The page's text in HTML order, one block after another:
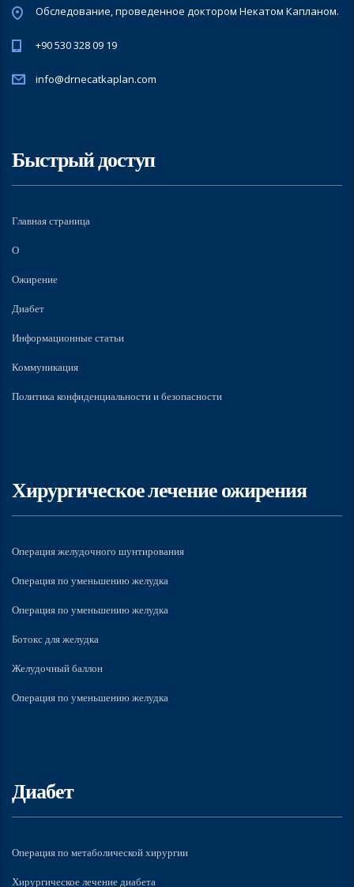
Обследование, проведенное доктором Некатом Капланом.
+90 530 328 09 19
info@drnecatkaplan.com
Быстрый доступ
Главная страница
О
Ожирение
Диабет
Информационные статьи
Коммуникация
Политика конфиденциальности и безопасности
Хирургическое лечение ожирения
Операция желудочного шунтирования
Операция по уменьшению желудка
Операция по уменьшению желудка
Ботокс для желудка
Желудочный баллон
Операция по уменьшению желудка
Диабет
Операция по метаболической хирургии
Хирургическое лечение диабета